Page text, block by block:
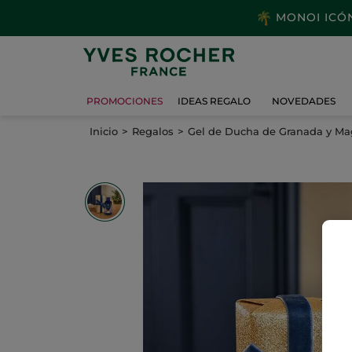
MONOI
PROMOCIONES IDEAS REGALO NOVEDADES
Inicio Regalos Gel de Ducha de Granada y